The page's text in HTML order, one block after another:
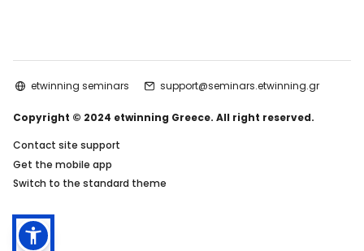
etwinning seminars support@seminars.etwinning.gr
Copyright © 2024 etwinning Greece. All right reserved.
Contact site support
Get the mobile app
Switch to the standard theme